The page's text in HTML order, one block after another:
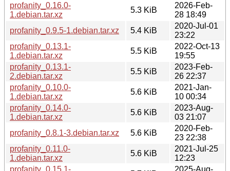
profanity_0.16.0-
1.debian.tar.xz
5.3 KiB
2026-Feb-
28 18:49
profanity_0.9.5-1.debian.tar.xz
5.4 KiB
2020-Jul-01
23:22
profanity_0.13.1-
1.debian.tar.xz
5.5 KiB
2022-Oct-13
19:55
profanity_0.13.1-
2.debian.tar.xz
5.5 KiB
2023-Feb-
26 22:37
profanity_0.10.0-
1.debian.tar.xz
5.6 KiB
2021-Jan-
10 00:34
profanity_0.14.0-
1.debian.tar.xz
5.6 KiB
2023-Aug-
03 21:07
profanity_0.8.1-3.debian.tar.xz
5.6 KiB
2020-Feb-
23 22:38
profanity_0.11.0-
1.debian.tar.xz
5.6 KiB
2021-Jul-25
12:23
profanity_0.15.1-
2025-Aug-